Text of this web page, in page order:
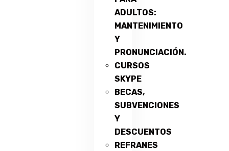
ADULTOS:
MANTENIMIENTO
Y
PRONUNCIACIÓN.
CURSOS
SKYPE
BECAS,
SUBVENCIONES
Y
DESCUENTOS
REFRANES